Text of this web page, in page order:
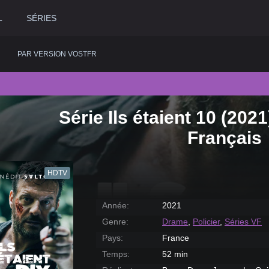
SÉRIES
Historique
Horreur
Judiciaire
Musical
Policier
Romance
Science fiction
2020
2017
2016
2015
PAR VERSION VOSTFR
Série Ils étaient 10
Français
HDTV
Année:
2021
Genre:
Drame, Policier, Séries VF
Pays:
France
Temps:
52 min